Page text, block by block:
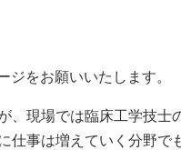
をお願いいたします。
、現場では臨床工学技士
仕事は増えていく分野で